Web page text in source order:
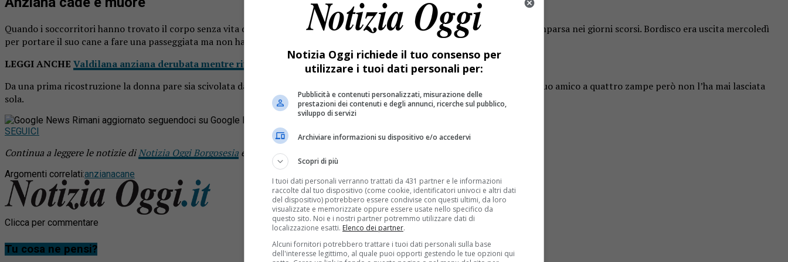
Quando i soccorritori hanno trovato il corpo senza vita dell’anziana, hanno trovato anche un cane. Era quello della donna scomparsa nei giorni scorsi. Bordisco era uscita mercoledì
per portare il suo cane a fare una passeggiata ma non ha più fatto ritorno a casa.
LEGGI ANCHE Valdilana anziana derubata mentre ritira la spesa
Da una prima ricostruzione la donna pare sia scivolata dal sentiero in cui stava camminando e nell’impatto ha perso la vita. Il suo amico a quattro zampe però non l’ha mai lasciata
sola.
Rimani aggiornato seguendoci su Google News!
SEGUICI
Continua a leggere le notizie diNotizia Oggi Borgosesia e segui la nostra
Argomenti correlati:anzianacane
Clicca per commentare
Tu cosa ne pensi?
Notizia Oggi richiede il tuo consenso per
utilizzare i tuoi dati personali per:
Pubblicità e contenuti personalizzati, misurazione delle
prestazioni dei contenuti e degli annunci, ricerche sul pubblico,
sviluppo di servizi
Archiviare informazioni su dispositivo e/o accedervi
Scopri di più
I tuoi dati personali verranno trattati da 431 partner e le informazioni
raccolte dal tuo dispositivo (come cookie, identificatori univoci e altri dati
del dispositivo) potrebbero essere condivise con questi ultimi, da loro
visualizzate e memorizzate oppure essere usate nello specifico da
questo sito. Noi e i nostri partner potremmo utilizzare dati di
localizzazione esatti. Elenco dei partner.
Alcuni fornitori potrebbero trattare i tuoi dati personali sulla base
dell'interesse legittimo, al quale puoi opporti gestendo le tue opzioni qui